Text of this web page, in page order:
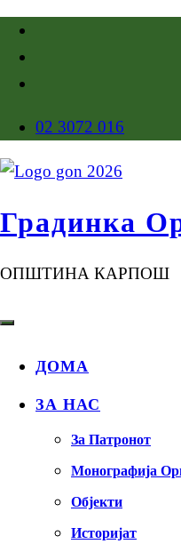
02 3072 016
Градинка
ОПШТИНА КАРПОШ
ДОМА
ЗА НАС
За Патронот
Монографија
Објекти
Историјат